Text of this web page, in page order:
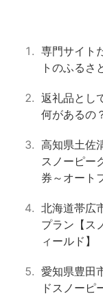
専門サイト
トのふるさ
返礼品とし
何があるの
高知県土佐
スノーピー
券～オート
北海道帯広
プラン【ス
ィールド】
愛知県豊田
ドスノーピ